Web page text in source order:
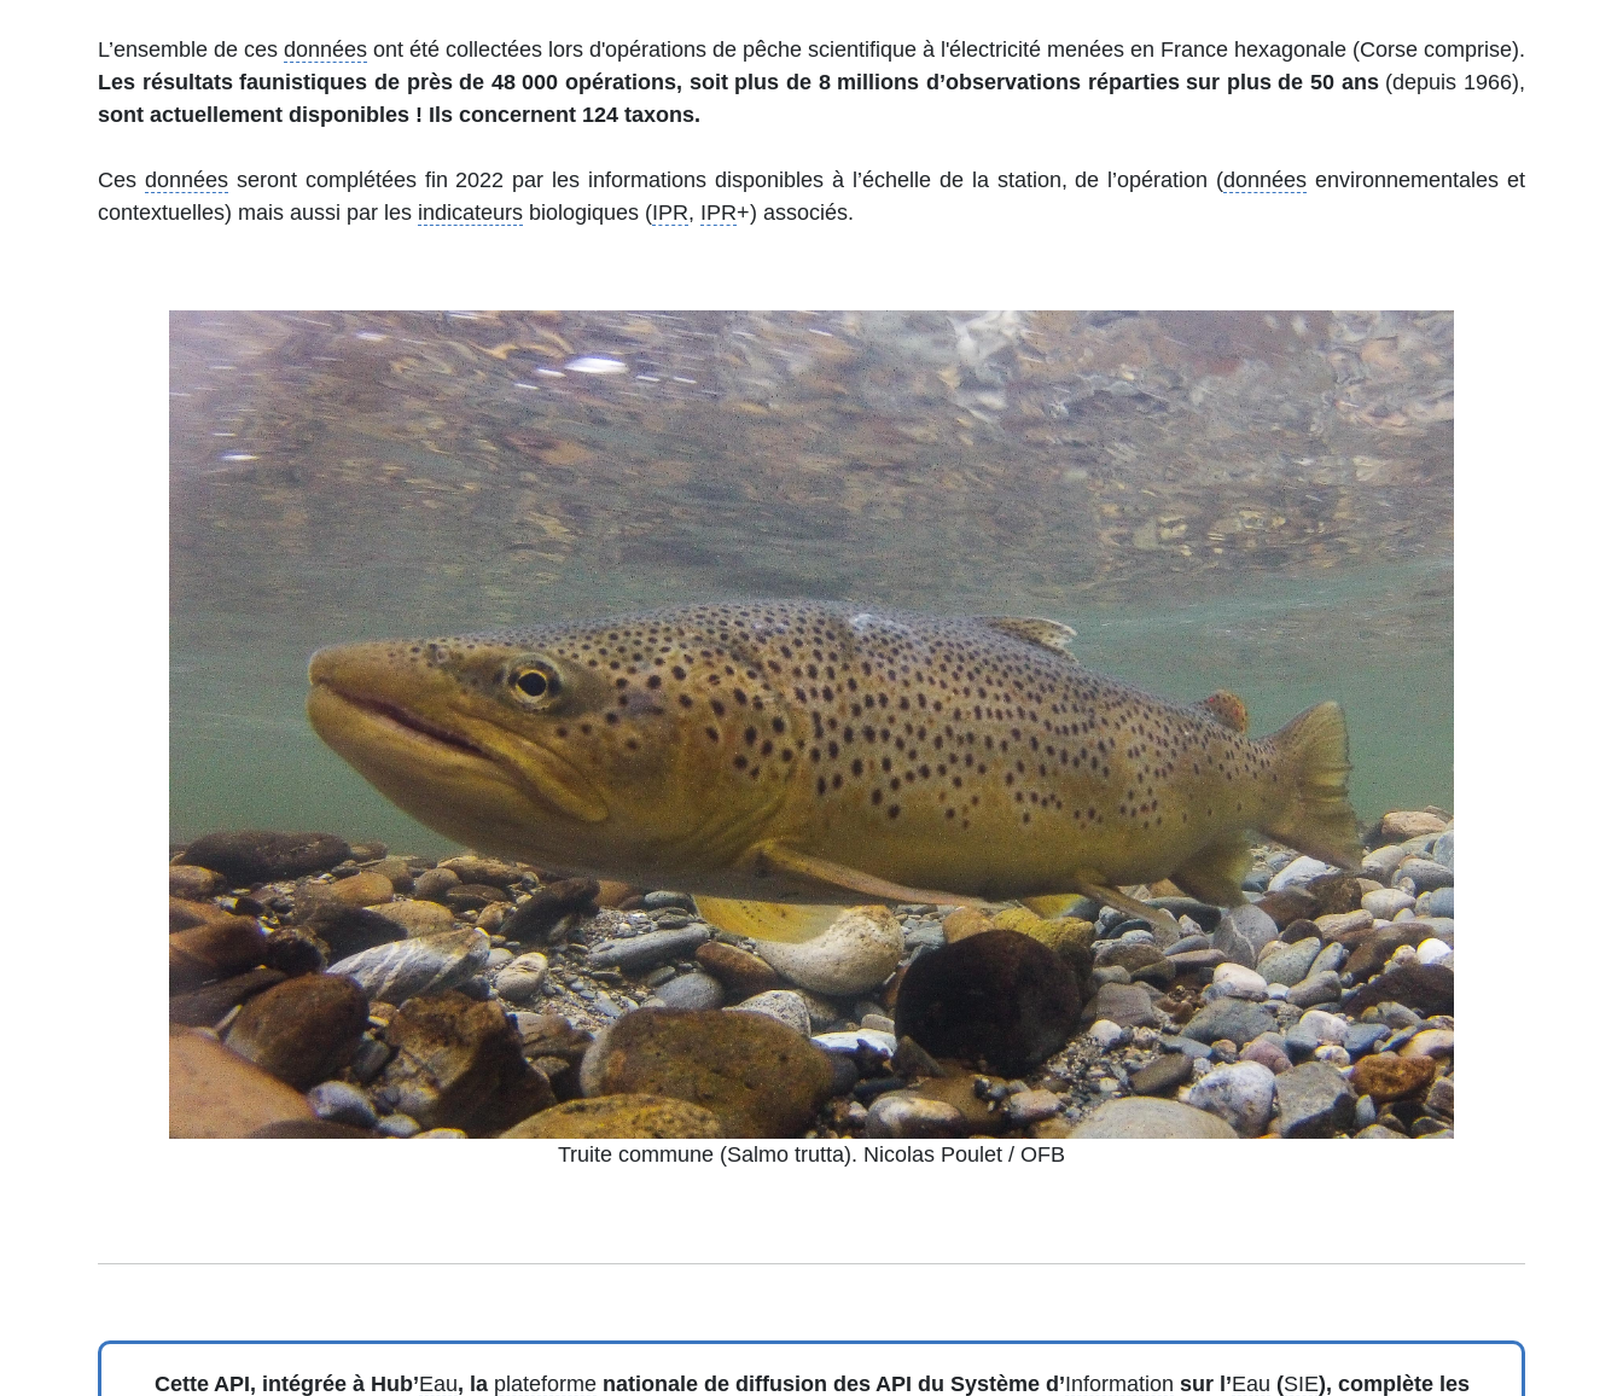
L’ensemble de ces données ont été collectées lors d'opérations de pêche scientifique à l'électricité menées en France hexagonale (Corse comprise).
Les résultats faunistiques de près de 48 000 opérations, soit plus de 8 millions d’observations réparties sur plus de 50 ans(depuis 1966),
sont actuellement disponibles ! Ils concernent 124 taxons.
Ces donnéesseront complétées fin 2022 par les informations disponibles à l’échelle de la station, de l’opération (données environnementales et
contextuelles) mais aussi par les indicateurs biologiques (IPR, IPR+) associés.
Truite commune (Salmo trutta). Nicolas Poulet / OFB
Cette API, intégrée à Hub’Eau, la plateformenationale de diffusion des API du Système d’Information sur l’Eau (SIE), complète les